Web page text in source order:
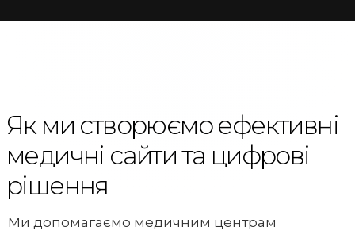
Як ми створюємо ефективні
медичні сайти та цифрові
рішення
Ми допомагаємо медичним центрам